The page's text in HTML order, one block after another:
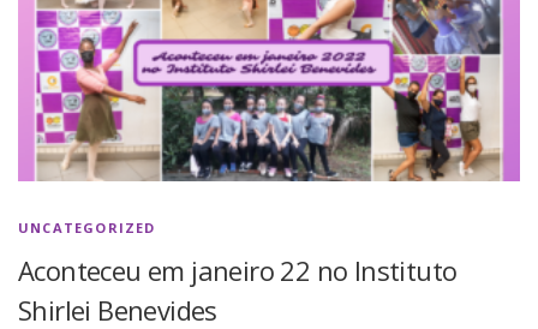
UNCATEGORIZED
Aconteceu em janeiro 22 no Instituto
Shirlei Benevides